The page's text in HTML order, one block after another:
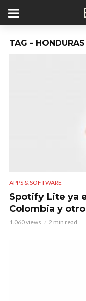
TAG - HONDURAS
APPS & SOFTWARE
Spotify Lite ya
Colombia y
1.060 views 2 min read